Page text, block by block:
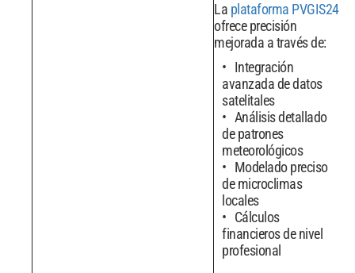
La plataforma PVGIS24
ofrece precisión
mejorada a través de:
Integración
avanzada de datos
satelitales
Análisis detallado
de patrones
meteorológicos
Modelado preciso
de microclimas
locales
Cálculos
financieros de nivel
profesional